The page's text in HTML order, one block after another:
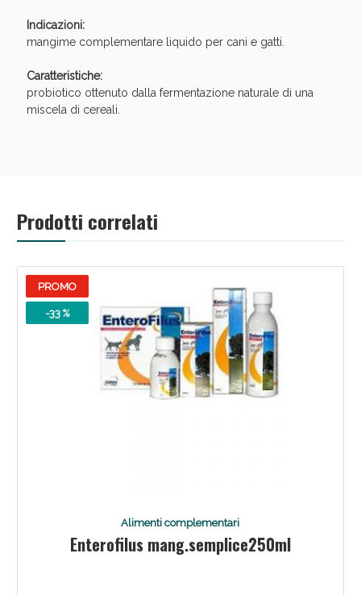
Indicazioni:
mangime complementare liquido per cani e gatti.
Caratteristiche:
probiotico ottenuto dalla fermentazione naturale di una
miscela di cereali.
Prodotti correlati
PROMO
-33 %
Alimenti complementari
Enterofilus mang.semplice250ml
Benessere Intestinale: Sconto fino al 55% valido